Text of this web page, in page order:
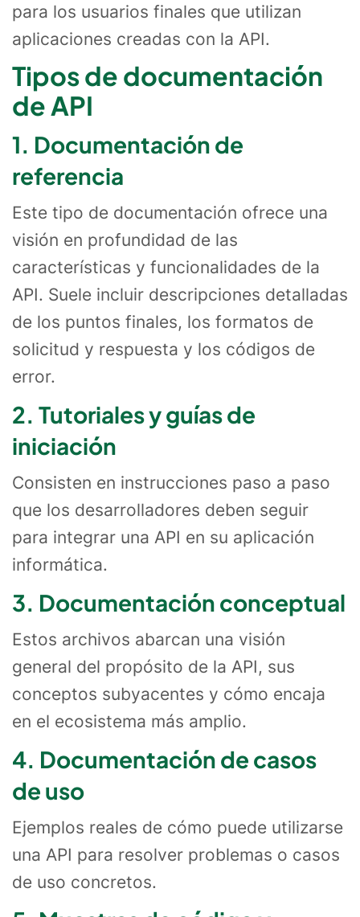
para los usuarios finales que utilizan
aplicaciones creadas con la API.
Tipos de documentación
de API
1. Documentación de
referencia
Este tipo de documentación ofrece una
visión en profundidad de las
características y funcionalidades de la
API. Suele incluir descripciones detalladas
de los puntos finales, los formatos de
solicitud y respuesta y los códigos de
error.
2. Tutoriales y guías de
iniciación
Consisten en instrucciones paso a paso
que los desarrolladores deben seguir
para integrar una API en su aplicación
informática.
3. Documentación conceptual
Estos archivos abarcan una visión
general del propósito de la API, sus
conceptos subyacentes y cómo encaja
en el ecosistema más amplio.
4. Documentación de casos
de uso
Ejemplos reales de cómo puede utilizarse
una API para resolver problemas o casos
de uso concretos.